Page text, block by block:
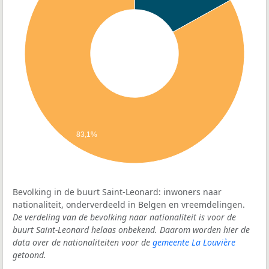
83,1%
Bevolking in de buurt Saint-Leonard: inwoners naar
nationaliteit, onderverdeeld in Belgen en vreemdelingen.
De verdeling van de bevolking naar nationaliteit is voor de
buurt Saint-Leonard helaas onbekend. Daarom worden hier de
data over de nationaliteiten voor de gemeente La Louvière
getoond.